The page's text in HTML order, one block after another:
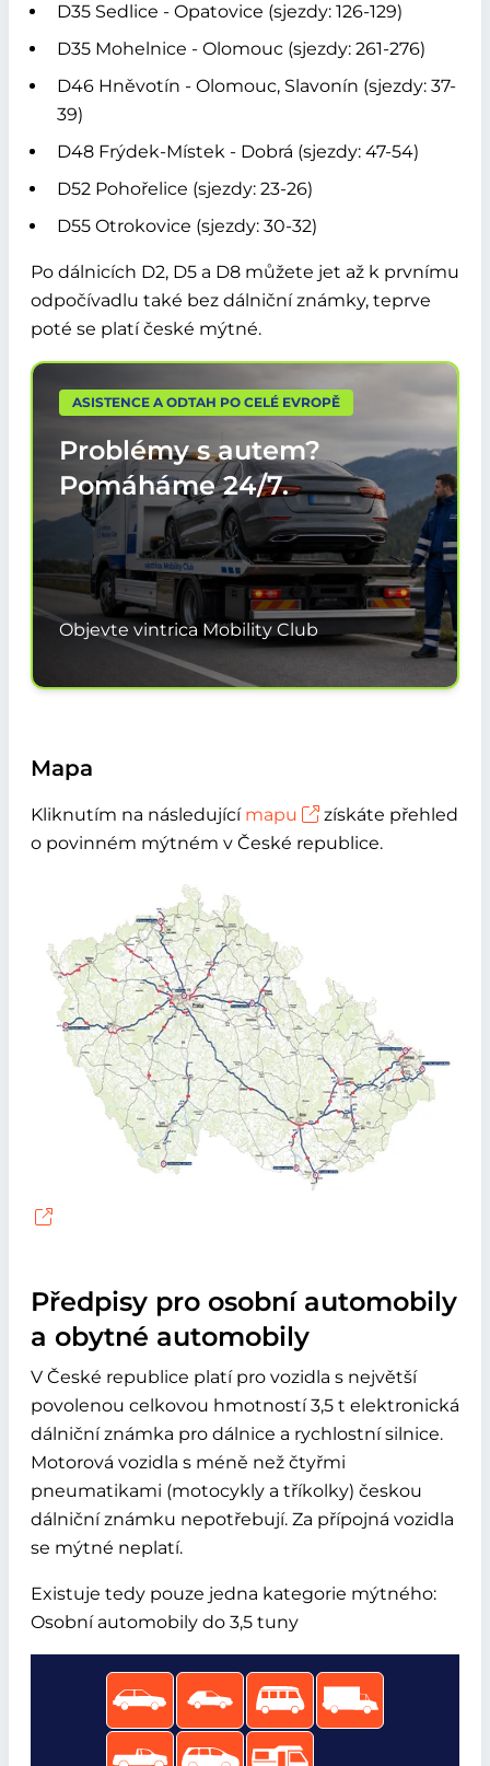
D35 Sedlice - Opatovice (sjezdy: 126-129)
D35 Mohelnice - Olomouc (sjezdy: 261-276)
D46 Hněvotín - Olomouc, Slavonín (sjezdy: 37-
39)
D48 Frýdek-Místek - Dobrá (sjezdy: 47-54)
D52 Pohořelice (sjezdy: 23-26)
D55 Otrokovice (sjezdy: 30-32)
Po dálnicích D2, D5 a D8 můžete jet až k prvnímu
odpočívadlu také bez dálniční známky, teprve
poté se platí české mýtné.
ASISTENCE A ODTAH PO CELÉ EVROPĚ
Problémy s autem?
Pomáháme24/7.
Objevte vintrica Mobility Club
Mapa
Kliknutím na následující mapu
získáte přehled
o povinném mýtném v České republice.
Předpisy pro osobní automobily
a obytné automobily
V České republice platí pro vozidla s největší
povolenou celkovou hmotností 3,5 t elektronická
dálniční známka pro dálnice a rychlostní silnice.
Motorová vozidla s méně než čtyřmi
pneumatikami (motocykly a tříkolky) českou
dálniční známku nepotřebují. Za přípojná vozidla
se mýtné neplatí.
Existuje tedy pouze jedna kategorie mýtného:
Osobní automobily do 3,5 tuny